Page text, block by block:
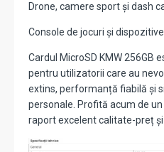
Drone, camere sport și dash
Console de jocuri și
Cardul MicroSD KMW 256GB
pentru utilizatorii care au
extins, performanță fiabilă și
personale. Profită acum de
raport excelent calitate-preț